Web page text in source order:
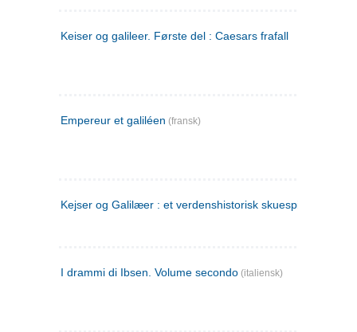
Keiser og galileer. Første del : Caesars frafall
Empereur et galiléen (fransk)
Kejser og Galilæer : et verdenshistorisk skuespil
I drammi di Ibsen. Volume secondo (italiensk)